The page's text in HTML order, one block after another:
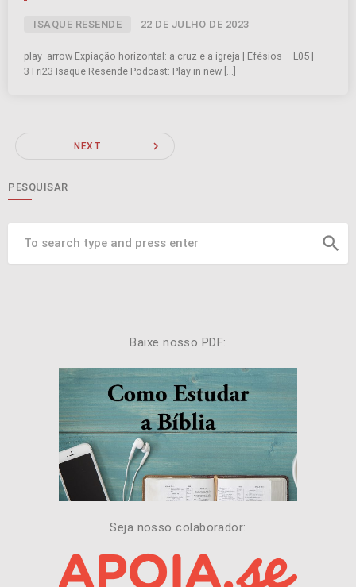
ISAQUE RESENDE 22 DE JULHO DE 2023
play_arrow Expiação horizontal: a cruz e a igreja | Efésios – L05 |
3Tri23 Isaque Resende Podcast: Play in new […]
NEXT navigate_next
PESQUISAR
search
Baixe nosso PDF:
Seja nosso colaborador: